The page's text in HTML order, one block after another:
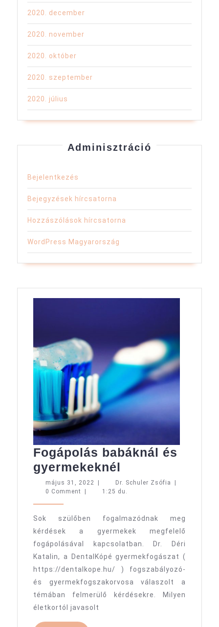
2020. december
2020. november
2020. október
2020. szeptember
2020. július
Adminisztráció
Bejelentkezés
Bejegyzések hírcsatorna
Hozzászólások hírcsatorna
WordPress Magyarország
Fogápolás babáknál és
gyermekeknél
babáknál
és
május 31, 2022 május
31,
| Dr. Schuler Zsófia Dr.|
0 Comment
| 1:25 du.
Sok szülőben fogalmazódnak meg
kérdések a gyermekek megfelelő
fogápolásával kapcsolatban. Dr. Déri
Katalin, a DentalKópé gyermekfogászat (
https://dentalkope.hu/ ) fogszabályozó-
és gyermekfogszakorvosa válaszolt a
témában felmerülő kérdésekre. Milyen
életkortól javasolt